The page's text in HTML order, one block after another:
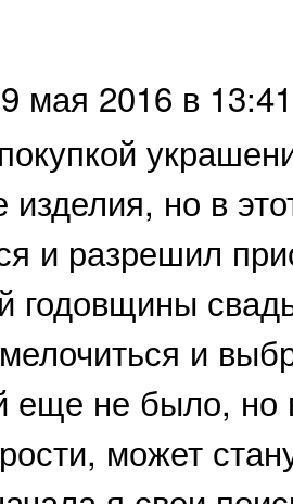
9 мая 2016 в 13:41
но в
и разрешил
годовщины
и
еще не было, но
может